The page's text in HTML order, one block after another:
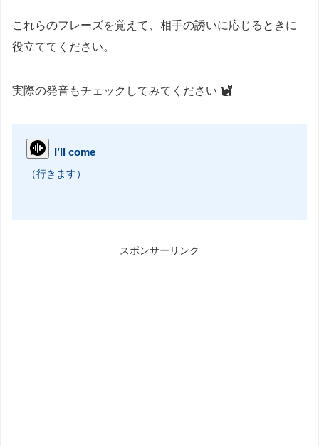
これらのフレーズを覚えて、相手の誘いに応じるときに
役立ててください。
実際の発音もチェックしてみてください
I’ll come
（行きます）
スポンサーリンク